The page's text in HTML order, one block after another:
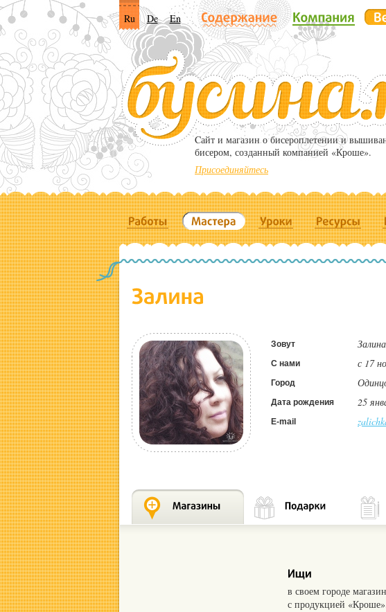
Ru De En
Cайт и магазин о бисероплетении и
бисером, созданный компанией «Кроше».
Присоединяйтесь
Зовут Залина
С нами с 17
Город
Дата рождения 25
E-mail
в своем городе
с продукцией